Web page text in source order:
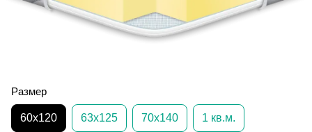
Размер
60х120 63х125 70х140 1 кв.м.